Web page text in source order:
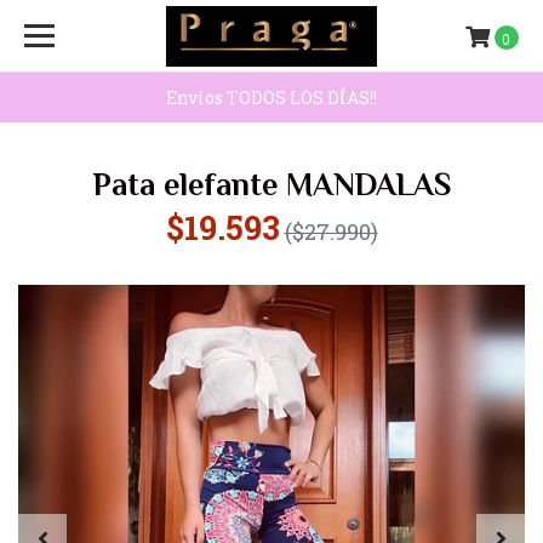
Envíos TODOS LOS DÍAS!!
0
Pata elefante MANDALAS
$19.593($27.990)